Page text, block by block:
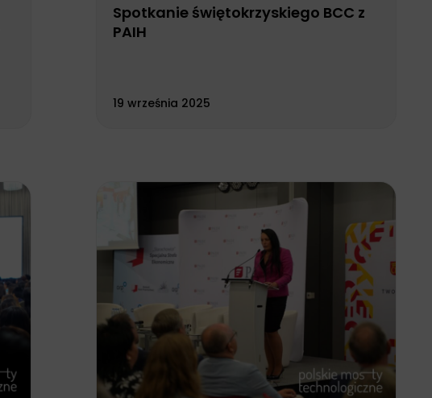
Spotkanie świętokrzyskiego BCC z
PAIH
19 września 2025